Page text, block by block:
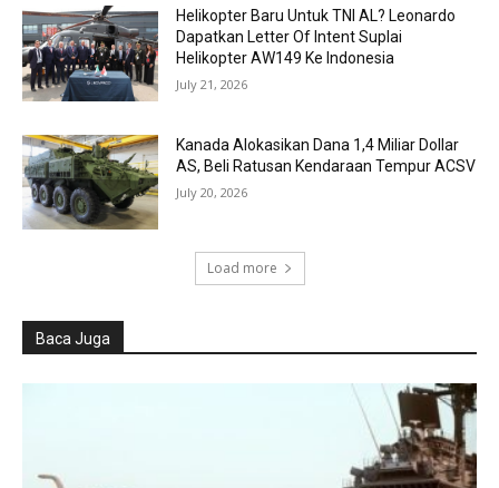
Helikopter Baru Untuk TNI AL? Leonardo
Dapatkan Letter Of Intent Suplai
Helikopter AW149 Ke Indonesia
July 21, 2026
Kanada Alokasikan Dana 1,4 Miliar Dollar
AS, Beli Ratusan Kendaraan Tempur ACSV
July 20, 2026
Load more
Baca Juga